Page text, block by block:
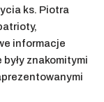
ks. Piotra
informacje
znakomitymi